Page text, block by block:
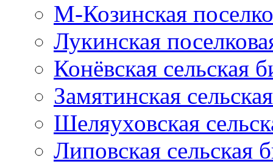
М-Козинская
Лукинская
Конёвская сельская
Замятинская
Шеляуховская
Липовская сельская